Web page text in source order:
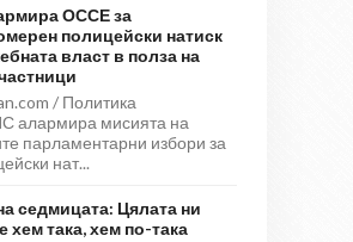
ОССЕ за
полицейски натиск
власт в полза на
/ Политика
алармира мисията на
парламентарни избори за
нат...
седмицата: Цялата ни
хем така, хем по-така